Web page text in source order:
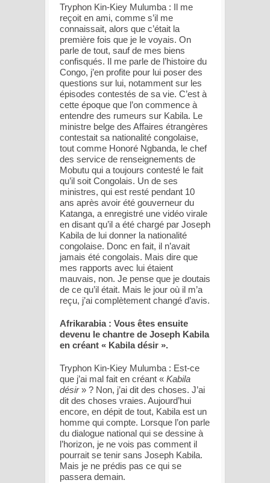
Tryphon Kin-Kiey Mulumba : Il me
reçoit en ami, comme s’il me
connaissait, alors que c’était la
première fois que je le voyais. On
parle de tout, sauf de mes biens
confisqués. Il me parle de l’histoire du
Congo, j’en profite pour lui poser des
questions sur lui, notamment sur les
épisodes contestés de sa vie. C’est à
cette époque que l’on commence à
entendre des rumeurs sur Kabila. Le
ministre belge des Affaires étrangères
contestait sa nationalité congolaise,
tout comme Honoré Ngbanda, le chef
des service de renseignements de
Mobutu qui a toujours contesté le fait
qu’il soit Congolais. Un de ses
ministres, qui est resté pendant 10
ans après avoir été gouverneur du
Katanga, a enregistré une vidéo virale
en disant qu’il a été chargé par Joseph
Kabila de lui donner la nationalité
congolaise. Donc en fait, il n’avait
jamais été congolais. Mais dire que
mes rapports avec lui étaient
mauvais, non. Je pense que je doutais
de ce qu’il était. Mais le jour où il m’a
reçu, j’ai complètement changé d’avis.
Afrikarabia : Vous êtes ensuite
devenu le chantre de Joseph Kabila
en créant « Kabila désir ».
Tryphon Kin-Kiey Mulumba : Est-ce
que j’ai mal fait en créant « Kabila
désir» ? Non, j’ai dit des choses. J’ai
dit des choses vraies. Aujourd’hui
encore, en dépit de tout, Kabila est un
homme qui compte. Lorsque l’on parle
du dialogue national qui se dessine à
l’horizon, je ne vois pas comment il
pourrait se tenir sans Joseph Kabila.
Mais je ne prédis pas ce qui se
passera demain.